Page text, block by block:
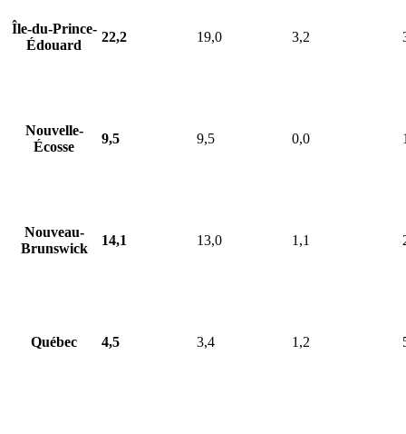
Île-du-Prince-
Édouard
22,2 19,0 3,2
Nouvelle-
Écosse
9,5 9,5 0,0
Nouveau-
Brunswick
14,1 13,0 1,1
Québec 4,5 3,4 1,2